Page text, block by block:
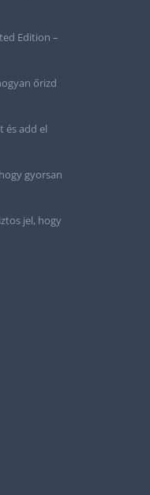
Edition –
őrizd
és add el
gyorsan
jel, hogy